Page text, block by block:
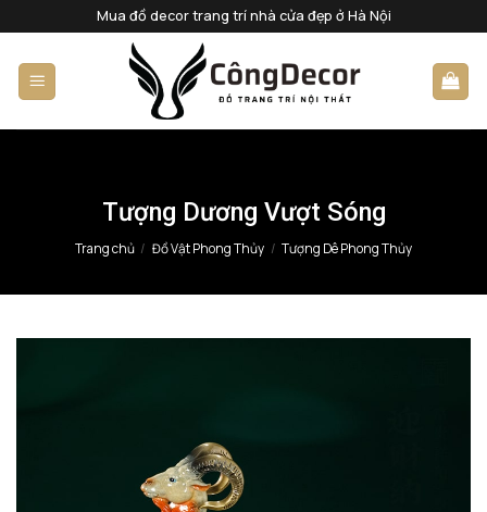
qua
nội
dung
Mua đồ decor trang trí nhà cửa đẹp ở Hà Nội
Tượng Dương Vượt Sóng
Trang chủ / Đồ Vật Phong Thủy / Tượng Dê Phong Thủy